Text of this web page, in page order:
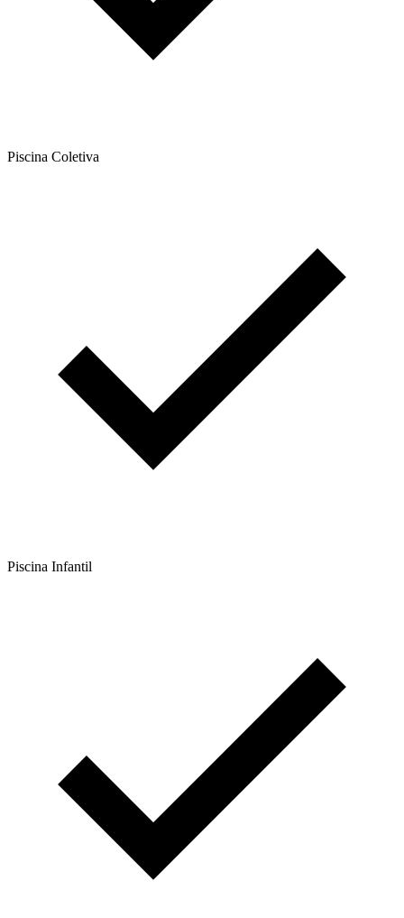
Piscina Coletiva
Piscina Infantil